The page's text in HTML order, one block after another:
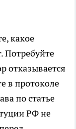
какое
Потребуйте
отказывается
в протоколе
по статье
РФ не